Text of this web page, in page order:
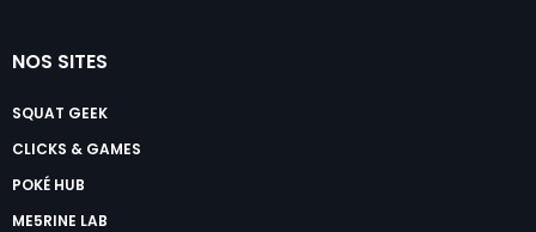
NOS SITES
SQUAT GEEK
CLICKS & GAMES
POKÉ HUB
ME5RINE LAB